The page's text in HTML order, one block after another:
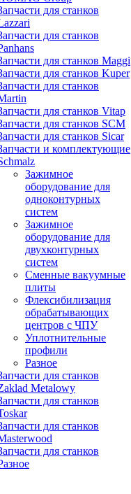
для станков
для станков
для станков Maggi
для станков Kuper
для станков
для станков Vitap
для станков SCM
для станков Sicar
и комплектующие
Зажимное
оборудование для
одноконтурных
систем
Зажимное
оборудование для
двухконтурных
систем
Сменные вакуумные
плиты
Флексибилизация
обрабатывающих
центров с ЧПУ
Уплотнительные
профили
Разное
для станков
Metalowy
для станков
для станков
для станков